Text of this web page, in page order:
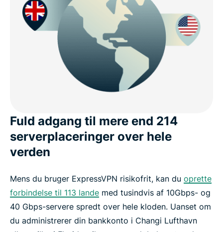
Fuld adgang til mere end 214
serverplaceringer over hele
verden
Mens du bruger ExpressVPN risikofrit, kan du oprette
forbindelse til 113 lande med tusindvis af 10Gbps- og
40 Gbps-servere spredt over hele kloden. Uanset om
du administrerer din bankkonto i Changi Lufthavn